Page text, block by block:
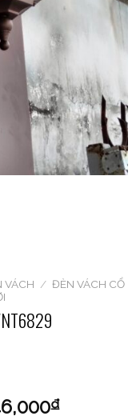
VÁCH / ĐÈN VÁCH CỔ
₫